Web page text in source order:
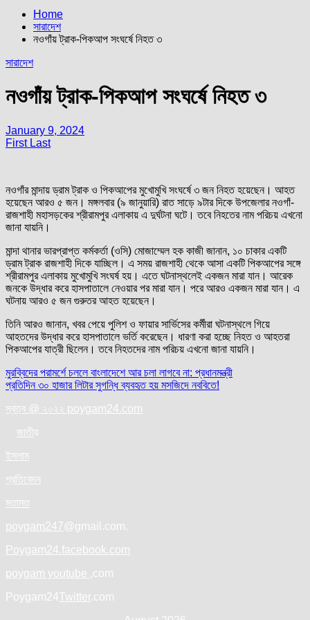
Home
সারাদেশ
নওগাঁয় ট্রাক-পিকআপ সংঘর্ষে নিহত ৩
সারাদেশ
নওগাঁয় ট্রাক-পিকআপ সংঘর্ষে নিহত ৩
January 9, 2024
First Last
নওগাঁর মান্দায় ড্রাম ট্রাক ও পিকআপের মুখোমুখি সংঘর্ষে ৩ জন নিহত হয়েছেন। আহত
হয়েছেন আরও ৫ জন। মঙ্গলবার (৯ জানুয়ারি) রাত সাড়ে ৯টার দিকে উপজেলার নওগাঁ-
রাজশাহী মহাসড়কের শ্রীরামপুর এলাকায় এ দুর্ঘটনা ঘটে। তবে নিহতের নাম পরিচয় এখনো
জানা যায়নি।
মান্দা থানার ভারপ্রাপ্ত কর্মকর্তা (ওসি) মোজাম্মেল হক কাজী জানান, ১০ চাকার একটি
ড্রাম ট্রাক রাজশাহী দিকে যাচ্ছিল। এ সময় রাজশাহী থেকে আসা একটি পিকআপের সঙ্গে
শ্রীরামপুর এলাকায় মুখোমুখি সংঘর্ষ হয়। এতে ঘটনাস্থলেই একজন মারা যান। আরেক
জনকে উদ্ধার করে হাসপাতালে নেওয়ার পর মারা যান। পরে আরও একজন মারা যান। এ
ঘটনায় আরও ৫ জন গুরুতর আহত হয়েছেন।
তিনি আরও জানান, খবর পেয়ে পুলিশ ও ফায়ার সার্ভিসের কর্মীরা ঘটনাস্থলে গিয়ে
আহতদের উদ্ধার করে হাসপাতালে ভর্তি করেছেন। ধারণা করা হচ্ছে নিহত ও আহতরা
পিকআপের যাত্রী ছিলেন। তবে নিহতদের নাম পরিচয় এখনো জানা যায়নি।
Post
navigation
মুরব্বিদের পরামর্শে চললে বাংলাদেশে আর চলা লাগবে না: প্রধানমন্ত্রী
প্রতিদিন ৩০ হাজার লিটার সুগন্ধি ব্যবহৃত হয় মসজিদে নববিতে!
স্বত্ব @ ২০২২ poygam24.com
জাতীয়
ইসলাম
প্রতিবেদন
মতামত
poygam247@gmail.com.
Poygam24.facebook.com
poygam youtube ,com
Poygam24Twitter.com